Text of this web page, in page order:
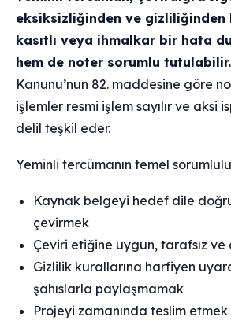
eksiksizliğinden ve gizliliğinden
kasıtlı veya ihmalkar bir hata
hem de noter sorumlu tutulabilir.
Kanunu’nun 82. maddesine göre
işlemler resmi işlem sayılır ve
delil teşkil eder.
Yeminli tercümanın temel
Kaynak belgeyi hedef dile
çevirmek
Çeviri etiğine uygun, tarafsız
Gizlilik kurallarına harfiyen
şahıslarla paylaşmamak
Projeyi zamanında teslim